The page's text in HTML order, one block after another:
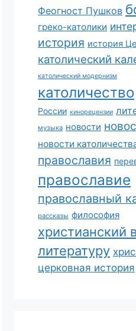
Феогност Пушков
греко-католики
история история
католический
католический модернизм
католичество
России кинорецензии
музыка новости
новости
православия
православие
православный
рассказы философия
христианский
литературу
церковная история